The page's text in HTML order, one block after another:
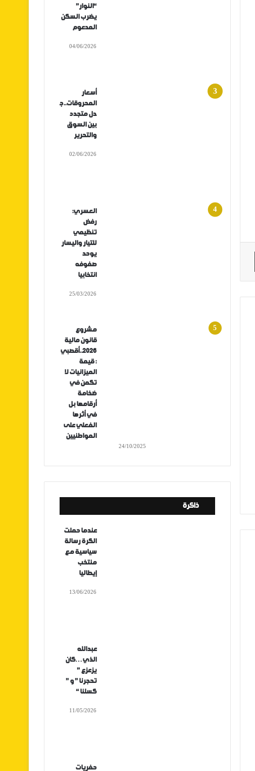
“النوار”
يضرب السكن
المدعوم
04/06/2026
أسعار
المحروقات..ج
دل متجدد
بين السوق
والتحرير
02/06/2026
العسري:
رفض
تنظيمي
للتيار واليسار
يوحد
صفوفه
انتخابيا
25/03/2026
مشروع
قانون مالية
2026..أقصبي
: قيمة
الميزانيات لا
تكمن في
ضخامة
أرقامها بل
في أثرها
الفعلي على
المواطنيين
24/10/2025
ذاكرة
عندما حملت
الكرة رسالة
سياسية مع
منتخب
إيطاليا
13/06/2026
عبدالله
الذي…كان
يزعزع ”
تحجرنا ” و ”
كسلنا “
11/05/2026
حفريات